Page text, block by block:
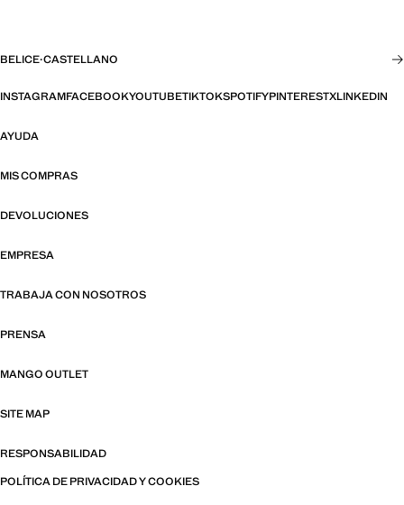
BELICE·CASTELLANO
INSTAGRAMFACEBOOKYOUTUBETIKTOKSPOTIFYPINTERESTXLINKEDIN
AYUDA
MIS COMPRAS
DEVOLUCIONES
EMPRESA
TRABAJA CON NOSOTROS
PRENSA
MANGO OUTLET
SITE MAP
RESPONSABILIDAD
POLÍTICA DE PRIVACIDAD Y COOKIES